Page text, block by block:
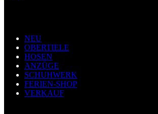
NEU
OBERTIELE
HOSEN
ANZÜGE
SCHUHWERK
FERIEN-SHOP
VERKAUF